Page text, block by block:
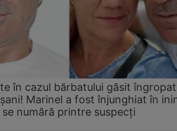
în cazul bărbatului găsit
Marinel a fost înjunghiat în
numără printre suspecți